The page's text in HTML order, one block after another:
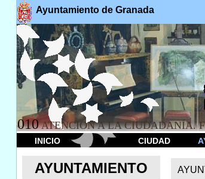
Ayuntamiento de Granada
010 ATENCION A LA CIUDADANÍA.
INICIO CIUDAD
AYUNTAMIENTO